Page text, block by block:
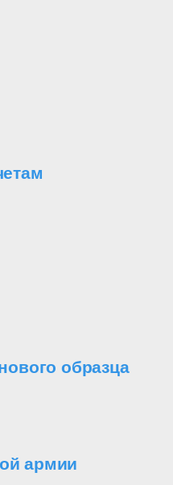
образца
армии